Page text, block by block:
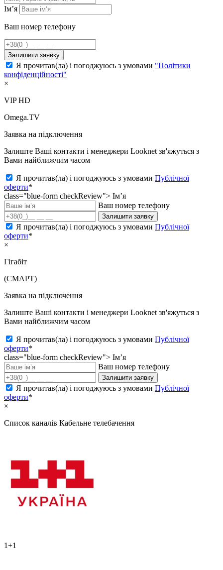
Ім’я
Ваш номер телефону
Залишити заявку
Я прочитав(ла) і погоджуюсь з умовами "Політики
конфіденційності"
×
VIP HD
Omega.TV
Заявка на підключення
Залиште Ваші контакти і менеджери Looknet зв'яжуться з
Вами найближчим часом
Я прочитав(ла) і погоджуюсь з умовами Публічної
оферти*
class="blue-form checkReview"> Ім’я
Ваш номер телефону
Залишити заявку
Я прочитав(ла) і погоджуюсь з умовами Публічної
оферти*
×
Гігабіт
(СМАРТ)
Заявка на підключення
Залиште Ваші контакти і менеджери Looknet зв'яжуться з
Вами найближчим часом
Я прочитав(ла) і погоджуюсь з умовами Публічної
оферти*
class="blue-form checkReview"> Ім’я
Ваш номер телефону
Залишити заявку
Я прочитав(ла) і погоджуюсь з умовами Публічної
оферти*
×
Список каналів Кабельне телебачення
1+1